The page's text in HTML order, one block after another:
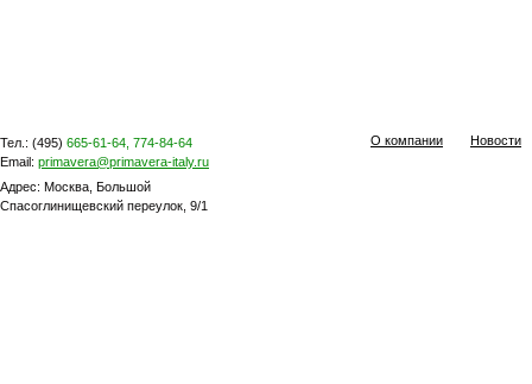
Тел.: (495) 665-61-64, 774-84-64
Email: primavera@primavera-italy.ru
Адрес: Москва, Большой
Спасоглинищевский переулок, 9/1
О компании Новости